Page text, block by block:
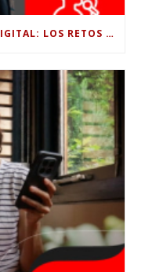
GENERACIÓN BETA Y CRIANZA DIGITAL: LOS RETOS DE CRIAR HIJOS EN LA ERA DE LA INTELIGENCIA ARTIFICIAL